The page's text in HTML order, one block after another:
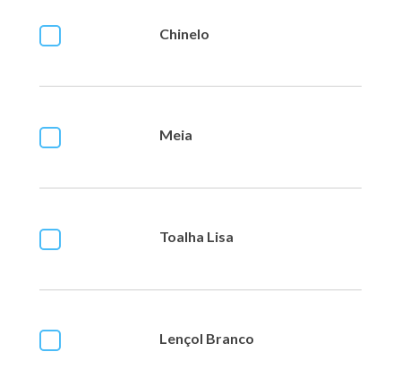
Chinelo
Meia
Toalha Lisa
Lençol Branco